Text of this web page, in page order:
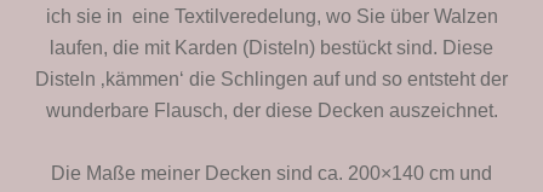
ich sie in eine Textilveredelung, wo Sie über Walzen
laufen, die mit Karden (Disteln) bestückt sind. Diese
Disteln ‚kämmen‘ die Schlingen auf und so entsteht der
wunderbare Flausch, der diese Decken auszeichnet.
Die Maße meiner Decken sind ca. 200×140 cm und